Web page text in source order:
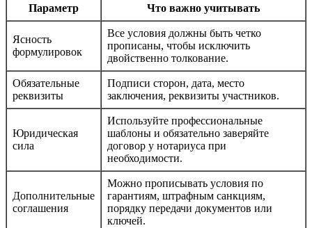
Параметр Что важно учитывать
Ясность
формулировок
Все условия должны быть четко
прописаны, чтобы исключить
двойственно толкование.
Обязательные
реквизиты
Подписи сторон, дата, место
заключения, реквизиты участников.
Юридическая
сила
Используйте профессиональные
шаблоны и обязательно заверяйте
договор у нотариуса при
необходимости.
Дополнительные
соглашения
Можно прописывать условия по
гарантиям, штрафным санкциям,
порядку передачи документов или
ключей.